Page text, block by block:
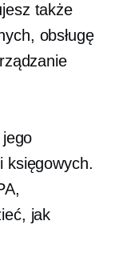
także
obsługę
księgowych.
jak